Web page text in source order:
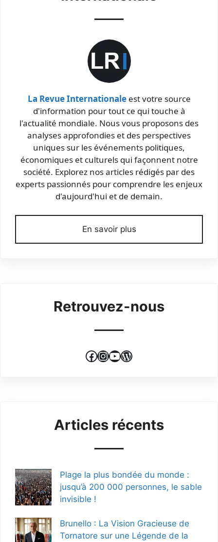
La Revue Internationaleest votre source
d'information pour tout ce qui touche à
l'actualité mondiale. Nous vous proposons des
analyses approfondies et des perspectives
uniques sur les événements politiques,
économiques et culturels qui façonnent notre
société. Explorez nos articles rédigés par des
experts passionnés pour comprendre les enjeux
d'aujourd'hui et de demain.
En savoir plus
Retrouvez-nous
Facebook
Instagram
YouTube
WordPress
Articles récents
Plage la plus bondée du monde :
jusqu’à 200 000 personnes, le sable
invisible !
Brunello : La Vision Gracieuse de
Tornatore sur une Légende de la